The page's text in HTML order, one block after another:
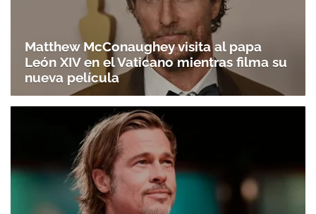
Matthew McConaughey visita al papa
León XIV en el Vaticano mientras filma su
nueva película